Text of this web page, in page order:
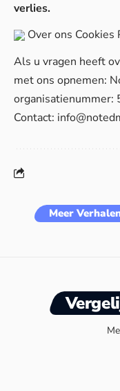
verlies.
Over ons Cookies
Als u vragen heeft
met ons opnemen:
Contact:
Meer